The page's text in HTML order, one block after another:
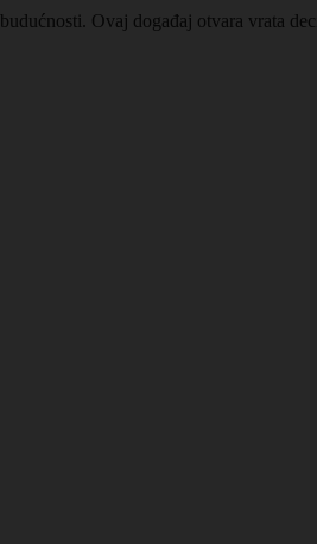
budućnosti. Ovaj događaj otvara vrata